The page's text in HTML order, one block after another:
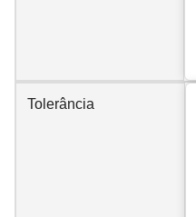
Tolerância